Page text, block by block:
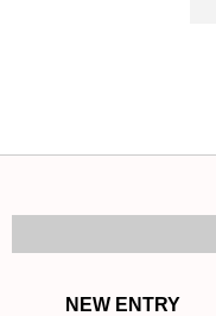
NEW ENTRY